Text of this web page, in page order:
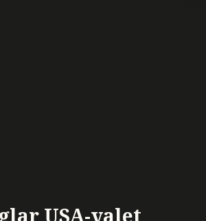
USA-valet